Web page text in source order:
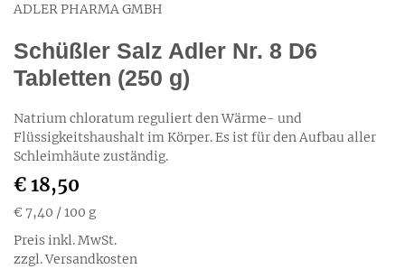
ADLER PHARMA GMBH
Schüßler Salz Adler Nr. 8 D6
Tabletten (250 g)
Natrium chloratum reguliert den Wärme- und
Flüssigkeitshaushalt im Körper. Es ist für den Aufbau aller
Schleimhäute zuständig.
€ 18,50
€ 7,40 / 100 g
Preis inkl. MwSt.
zzgl. Versandkosten